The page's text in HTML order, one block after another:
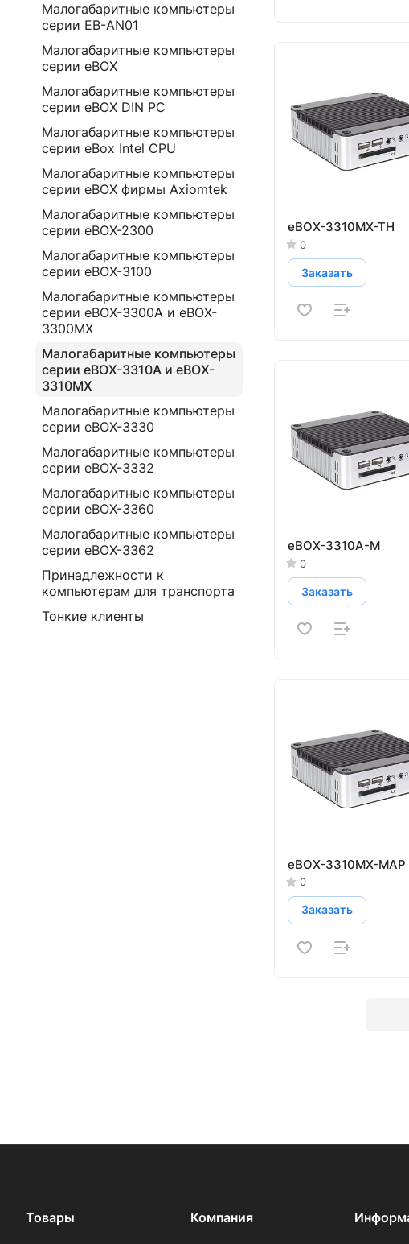
eBOX-3310MX-TH
0
Заказать
eBOX-3310A-M
0
Заказать
eBOX-3310MX-MAP
0
Заказать
Малогабаритные компьютеры
серии EB-AN01
Малогабаритные компьютеры
серии eBOX
Малогабаритные компьютеры
серии eBOX DIN PC
Малогабаритные компьютеры
серии eBox Intel CPU
Малогабаритные компьютеры
серии eBOX фирмы Axiomtek
Малогабаритные компьютеры
серии eBOX-2300
Малогабаритные компьютеры
серии eBOX-3100
Малогабаритные компьютеры
серии eBOX-3300A и eBOX-
3300MX
Малогабаритные компьютеры
серии eBOX-3310A и eBOX-
3310MX
Малогабаритные компьютеры
серии eBOX-3330
Малогабаритные компьютеры
серии eBOX-3332
Малогабаритные компьютеры
серии eBOX-3360
Малогабаритные компьютеры
серии eBOX-3362
Принадлежности к
компьютерам для транспорта
Тонкие клиенты
Товары Компания